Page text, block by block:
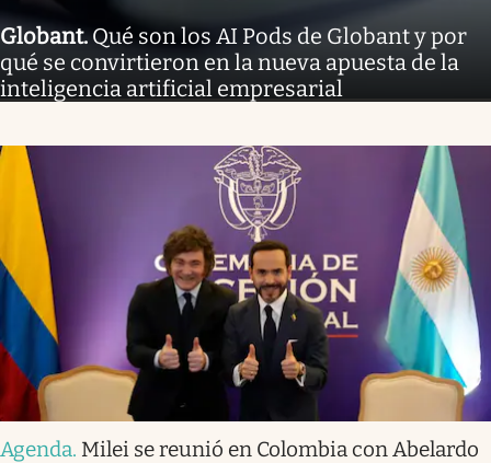
Globant.Qué son los AI Pods de Globant y por
qué se convirtieron en la nueva apuesta de la
inteligencia artificial empresarial
Agenda. Milei se reunió en Colombia con Abelardo